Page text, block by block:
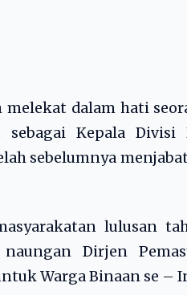
melekat dalam hati
Kepala Divisi
sebelumnya
lulusan
Dirjen
Warga Binaan se –